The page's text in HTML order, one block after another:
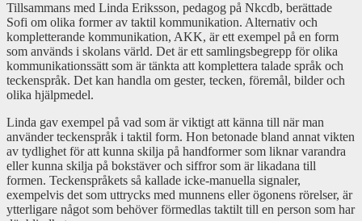
Tillsammans med Linda Eriksson, pedagog på Nkcdb, berättade
Sofi om olika former av taktil kommunikation. Alternativ och
kompletterande kommunikation, AKK, är ett exempel på en form
som används i skolans värld. Det är ett samlingsbegrepp för olika
kommunikationssätt som är tänkta att komplettera talade språk och
teckenspråk. Det kan handla om gester, tecken, föremål, bilder och
olika hjälpmedel.
Linda gav exempel på vad som är viktigt att känna till när man
använder teckenspråk i taktil form. Hon betonade bland annat vikten
av tydlighet för att kunna skilja på handformer som liknar varandra
eller kunna skilja på bokstäver och siffror som är likadana till
formen. Teckenspråkets så kallade icke-manuella signaler,
exempelvis det som uttrycks med munnens eller ögonens rörelser, är
ytterligare något som behöver förmedlas taktilt till en person som har